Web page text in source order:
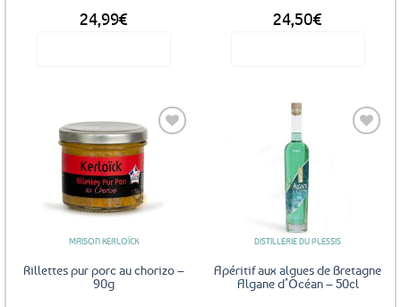
24,99€ 24,50€
MAISON KERLOÏCK
Rillettes pur porc au chorizo –
90g
DISTILLERIE DU PLESSIS
Apéritif aux algues de Bretagne
Algane d’Océan – 50cl